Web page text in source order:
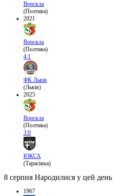
Ворскла
(Полтава)
2021
Ворскла
(Полтава)
4:1
ФК Львів
(Львів)
2025
Ворскла
(Полтава)
3:0
ЮКСА
(Тарасівка)
8 серпня Народилися у цей день
1967